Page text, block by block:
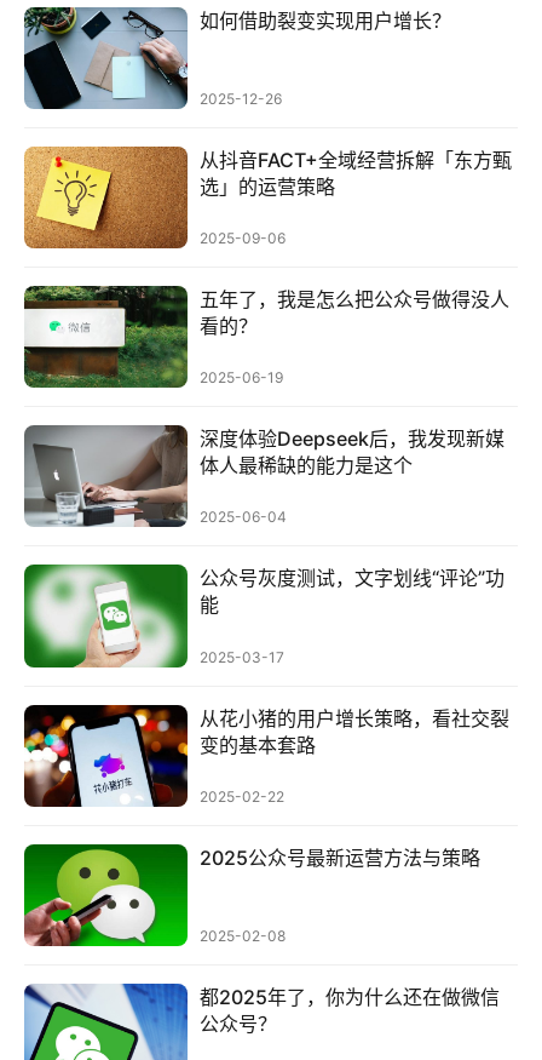
如何借助裂变实现用户增长？
2025-12-26
从抖音FACT+全域经营拆解「东方甄
选」的运营策略
2025-09-06
五年了，我是怎么把公众号做得没人
看的？
2025-06-19
深度体验Deepseek后，我发现新媒
体人最稀缺的能力是这个
2025-06-04
公众号灰度测试，文字划线“评论”功
能
2025-03-17
从花小猪的用户增长策略，看社交裂
变的基本套路
2025-02-22
2025公众号最新运营方法与策略
2025-02-08
都2025年了，你为什么还在做微信
公众号？